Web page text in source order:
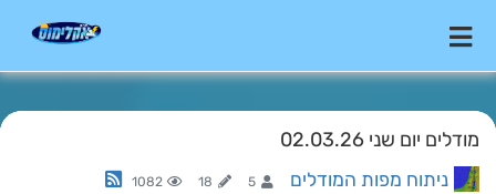
מודלים יום שני 02.03.26
ניתוח מפות המודלים 5
18
1082